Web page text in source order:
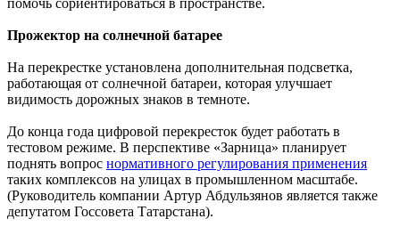
помочь сориентироваться в пространстве.
Прожектор на солнечной батарее
На перекрестке установлена дополнительная подсветка,
работающая от солнечной батареи, которая улучшает
видимость дорожных знаков в темноте.
До конца года цифровой перекресток будет работать в
тестовом режиме. В перспективе «Зарница» планирует
поднять вопрос нормативного регулирования применения
таких комплексов на улицах в промышленном масштабе.
(Руководитель компании Артур Абдульзянов является также
депутатом Госсовета Татарстана).